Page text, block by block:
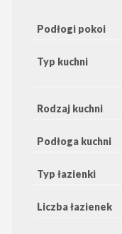
Podłogi pokoi
Typ kuchni
Rodzaj kuchni
Podłoga kuchni
Typ łazienki
Liczba łazienek